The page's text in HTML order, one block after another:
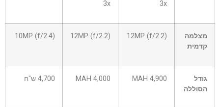
3x
3x
מצלמה
קדמית
12MP (f/2.2)
12MP (f/2.2)
10MP (f/2.4)
גודל
הסוללה
4,900 MAH
4,000 MAH 4,700 ש"ח